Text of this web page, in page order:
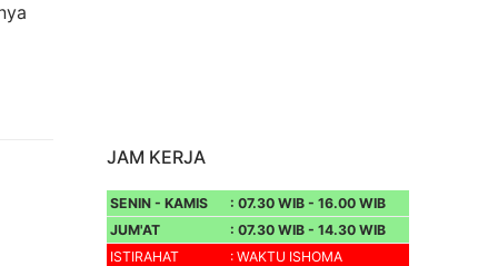
JAM KERJA
SENIN - KAMIS
: 07.30 WIB - 16.00 WIB
JUM'AT
: 07.30 WIB - 14.30 WIB
ISTIRAHAT
: WAKTU ISHOMA